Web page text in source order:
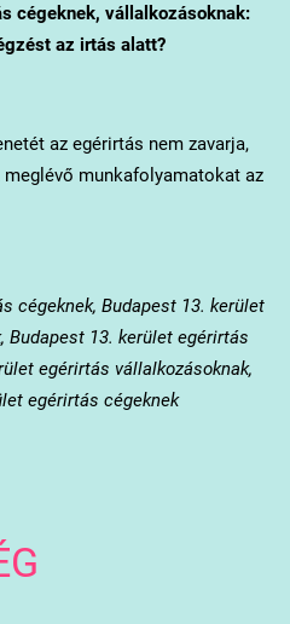
cégeknek, vállalkozásoknak:
az irtás alatt?
az egérirtás nem zavarja,
munkafolyamatokat az
cégeknek, Budapest 13. kerület
Budapest 13. kerület egérirtás
egérirtás vállalkozásoknak,
egérirtás cégeknek